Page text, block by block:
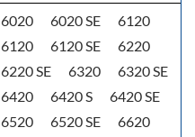
6020 6020 SE
6120
6120
6120 SE
6220
6220 SE
6320
6320 SE
6420
6420 S
6420 SE
6520
6520 SE
6620